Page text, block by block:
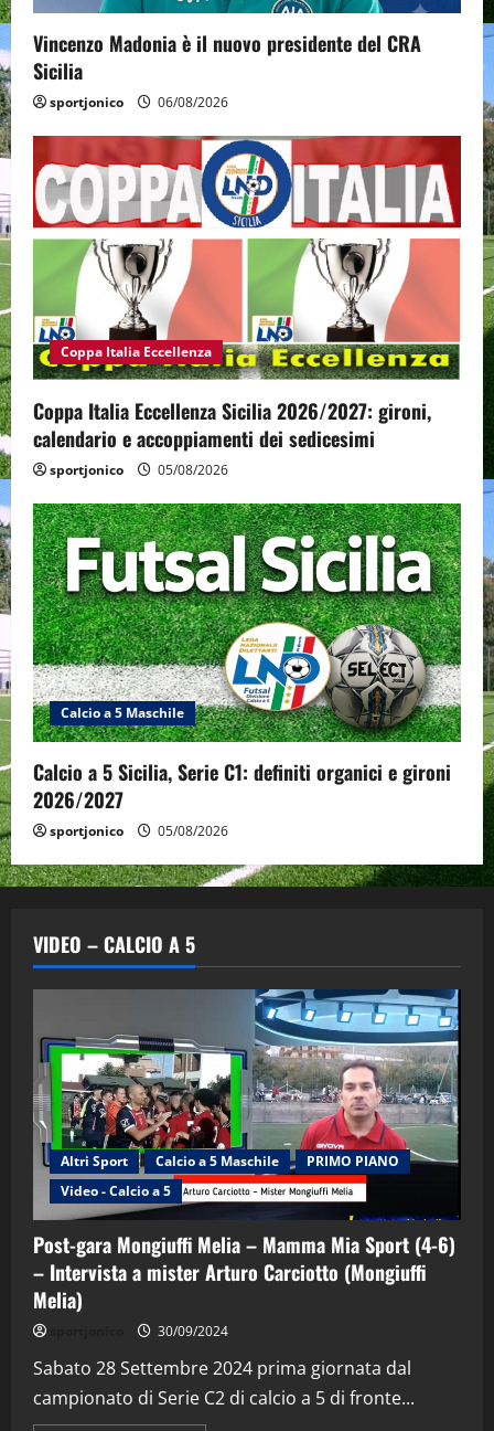
Vincenzo Madonia è il nuovo presidente del CRA
Sicilia
sportjonico 06/08/2026
Coppa Italia Eccellenza
Coppa Italia Eccellenza Sicilia 2026/2027: gironi,
calendario e accoppiamenti dei sedicesimi
sportjonico 05/08/2026
Calcio a 5 Maschile
Calcio a 5 Sicilia, Serie C1: definiti organici e gironi
2026/2027
sportjonico 05/08/2026
VIDEO – CALCIO A 5
Altri Sport Calcio a 5 Maschile
PRIMO PIANO
Video - Calcio a 5
Post-gara Mongiuffi Melia – Mamma Mia Sport (4-6)
– Intervista a mister Arturo Carciotto (Mongiuffi
Melia)
30/09/2024
Sabato 28 Settembre 2024 prima giornata dal
campionato di Serie C2 di calcio a 5 di fronte...
2
“SportEmpire” in Podcast: 29^ Puntata
(Martedi 28 Aprile 2026)
28/04/2026